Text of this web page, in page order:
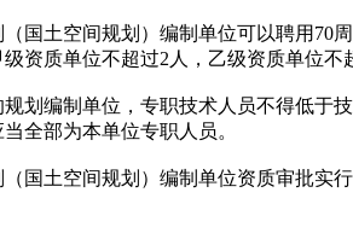
土空间规划）编制单位可以聘用70周
资质单位不超过2人，乙级资质单位不
编制单位，专职技术人员不得低于技
全部为本单位专职人员。
土空间规划）编制单位资质审批实行